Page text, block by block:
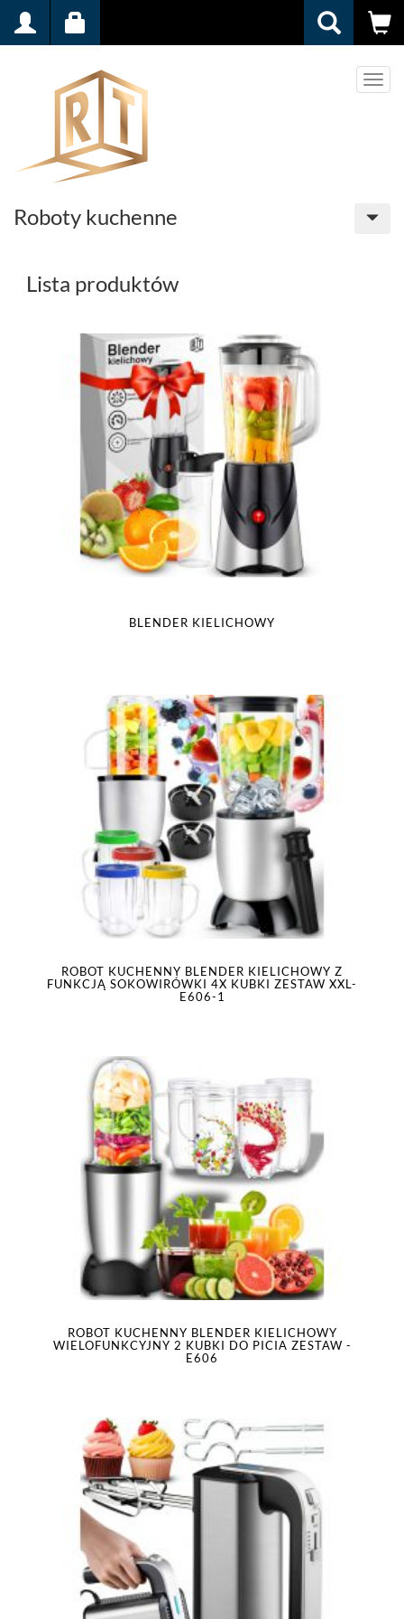
Menu
Roboty kuchenne
Lista produktów
BLENDER KIELICHOWY
ROBOT KUCHENNY BLENDER KIELICHOWY Z
FUNKCJĄ SOKOWIRÓWKI 4X KUBKI ZESTAW XXL-
E606-1
ROBOT KUCHENNY BLENDER KIELICHOWY
WIELOFUNKCYJNY 2 KUBKI DO PICIA ZESTAW -
E606